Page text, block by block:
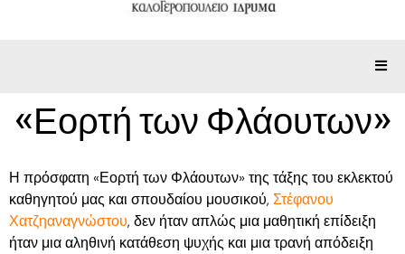
«Εορτή των Φλάουτων»
Η πρόσφατη «Εορτή των Φλάουτων» της τάξης του εκλεκτού
καθηγητού μας και σπουδαίου μουσικού, Στέφανου
Χατζηαναγνώστου, δεν ήταν απλώς μια μαθητική επίδειξη
ήταν μια αληθινή κατάθεση ψυχής και μια τρανή απόδειξη